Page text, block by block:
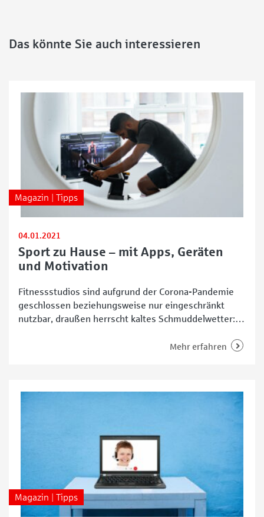
Das könnte Sie auch interessieren
Magazin | Tipps
04.01.2021
Sport zu Hause – mit Apps, Geräten
und Motivation
Fitnessstudios sind aufgrund der Corona-Pandemie
geschlossen beziehungsweise nur eingeschränkt
nutzbar, draußen herrscht kaltes Schmuddelwetter:
schwer, den inneren Schweinehund zu überwinden,
Mehr erfahren
Magazin | Tipps